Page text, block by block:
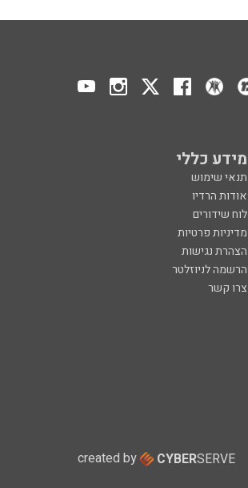
מידע כללי
תנאי שימוש
אודות הרדיו
לוח שידורים
מדיניות פרטיות
הצהרת נגישות
הרשמה לניוזלטר
צרו קשר
created by CYBERSERVE